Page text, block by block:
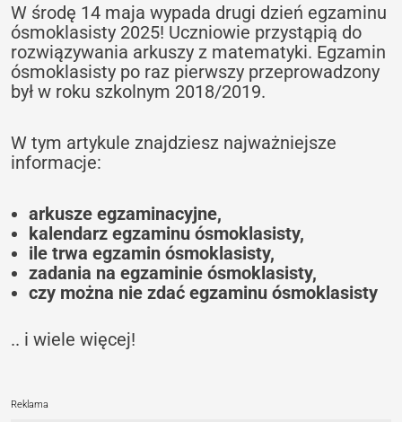
W środę 14 maja wypada drugi dzień egzaminu
ósmoklasisty 2025! Uczniowie przystąpią do
rozwiązywania arkuszy z matematyki. Egzamin
ósmoklasisty po raz pierwszy przeprowadzony
był w roku szkolnym 2018/2019.
W tym artykule znajdziesz najważniejsze
informacje:
arkusze egzaminacyjne,
kalendarz egzaminu ósmoklasisty,
ile trwa egzamin ósmoklasisty,
zadania na egzaminie ósmoklasisty,
czy można nie zdać egzaminu ósmoklasisty
.. i wiele więcej!
Reklama